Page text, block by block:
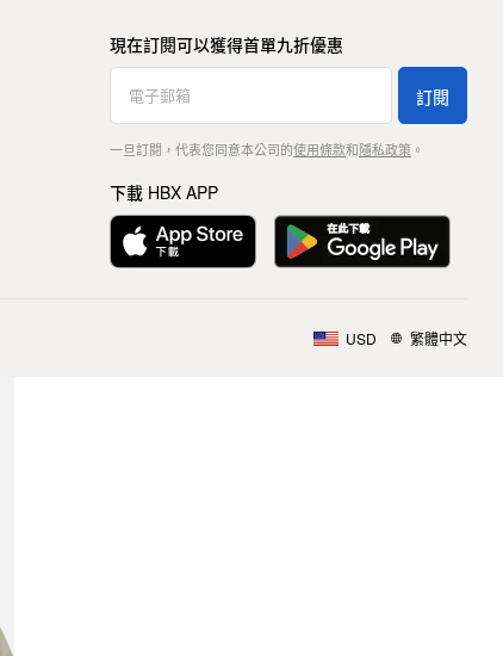
現在訂閱可以獲得首單九折優惠
訂閱
一旦訂閱，代表您同意本公司的使用條款和隱私政策。
下載 HBX APP
USD 繁體中文